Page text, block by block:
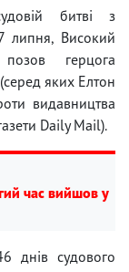
битві з
липня, Високий
герцога
яких Елтон
видавництва
Daily Mail).
час вийшов у
днів судового